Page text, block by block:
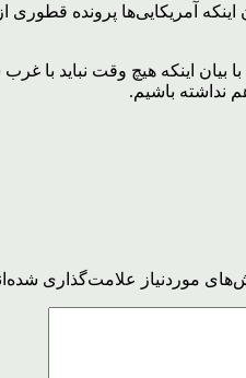
آمریکایی‌ها پرونده
بیان اینکه هیچ وقت نباید
نداشته باشیم.
موردنیاز علامت‌گذاری